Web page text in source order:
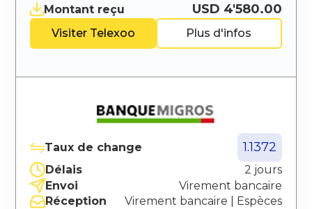
Montant reçu
USD 4'580.00
Visiter Telexoo Plus d'infos
Taux de change 1.1372
Délais
2 jours
Envoi
Virement bancaire
Réception
Virement bancaire
Espèces